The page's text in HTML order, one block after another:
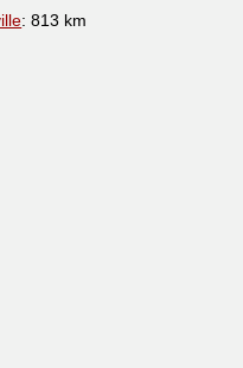
: 813 km